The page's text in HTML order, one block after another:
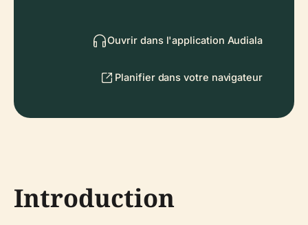
Ouvrir dans l'application Audiala
Planifier dans votre navigateur
Introduction